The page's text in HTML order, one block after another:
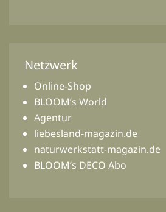
Netzwerk
Online-Shop
BLOOM’s World
Agentur
liebesland-magazin.de
naturwerkstatt-magazin.de
BLOOM’s DECO Abo